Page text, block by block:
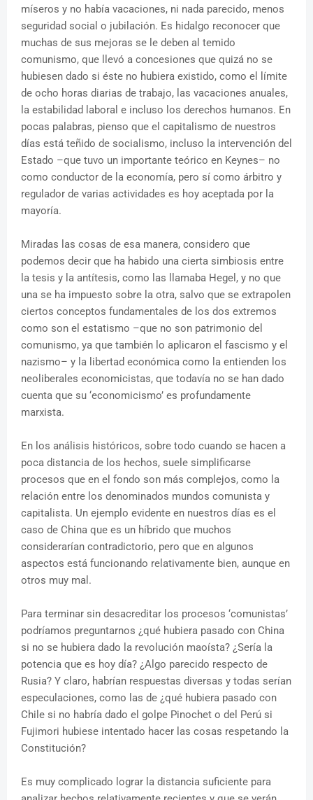
míseros y no había vacaciones, ni nada parecido, menos
seguridad social o jubilación. Es hidalgo reconocer que
muchas de sus mejoras se le deben al temido
comunismo, que llevó a concesiones que quizá no se
hubiesen dado si éste no hubiera existido, como el límite
de ocho horas diarias de trabajo, las vacaciones anuales,
la estabilidad laboral e incluso los derechos humanos. En
pocas palabras, pienso que el capitalismo de nuestros
días está teñido de socialismo, incluso la intervención del
Estado –que tuvo un importante teórico en Keynes– no
como conductor de la economía, pero sí como árbitro y
regulador de varias actividades es hoy aceptada por la
mayoría.
Miradas las cosas de esa manera, considero que
podemos decir que ha habido una cierta simbiosis entre
la tesis y la antítesis, como las llamaba Hegel, y no que
una se ha impuesto sobre la otra, salvo que se extrapolen
ciertos conceptos fundamentales de los dos extremos
como son el estatismo –que no son patrimonio del
comunismo, ya que también lo aplicaron el fascismo y el
nazismo– y la libertad económica como la entienden los
neoliberales economicistas, que todavía no se han dado
cuenta que su ‘economicismo’ es profundamente
marxista.
En los análisis históricos, sobre todo cuando se hacen a
poca distancia de los hechos, suele simplificarse
procesos que en el fondo son más complejos, como la
relación entre los denominados mundos comunista y
capitalista. Un ejemplo evidente en nuestros días es el
caso de China que es un híbrido que muchos
considerarían contradictorio, pero que en algunos
aspectos está funcionando relativamente bien, aunque en
otros muy mal.
Para terminar sin desacreditar los procesos ‘comunistas’
podríamos preguntarnos ¿qué hubiera pasado con China
si no se hubiera dado la revolución maoísta? ¿Sería la
potencia que es hoy día? ¿Algo parecido respecto de
Rusia? Y claro, habrían respuestas diversas y todas serían
especulaciones, como las de ¿qué hubiera pasado con
Chile si no habría dado el golpe Pinochet o del Perú si
Fujimori hubiese intentado hacer las cosas respetando la
Constitución?
Es muy complicado lograr la distancia suficiente para